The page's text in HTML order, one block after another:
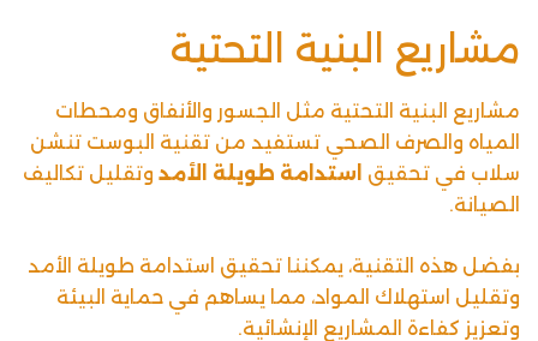
مشاريع البنية التحتية
مشاريع البنية التحتية مثل الجسور والأنفاق ومحطات
المياه والصرف الصحي تستفيد من تقنية البوست تنشن
سلاب في تحقيق استدامة طويلة الأمد وتقليل تكاليف
الصيانة.
بفضل هذه التقنية، يمكننا تحقيق استدامة طويلة الأمد
وتقليل استهلاك المواد، مما يساهم في حماية البيئة
وتعزيز كفاءة المشاريع الإنشائية.